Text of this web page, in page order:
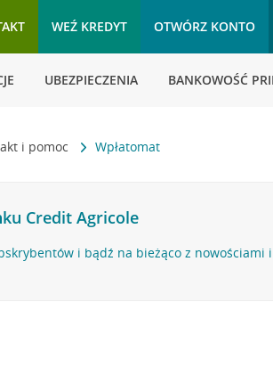
WEŹ KREDYT OTWÓRZ KONTO
UBEZPIECZENIA BANKOWOŚĆ
i pomoc Wpłatomat
Credit Agricole
i bądź na bieżąco z nowościami i